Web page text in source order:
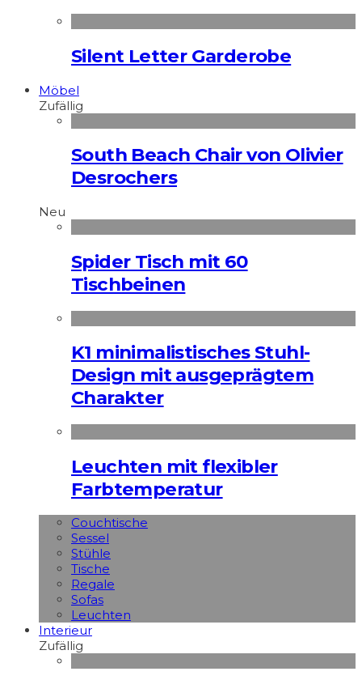
Silent Letter Garderobe
Möbel
Zufällig
South Beach Chair von Olivier
Desrochers
Neu
Spider Tisch mit 60
Tischbeinen
K1 minimalistisches Stuhl-
Design mit ausgeprägtem
Charakter
Leuchten mit flexibler
Farbtemperatur
Couchtische
Sessel
Stühle
Tische
Regale
Sofas
Leuchten
Interieur
Zufällig